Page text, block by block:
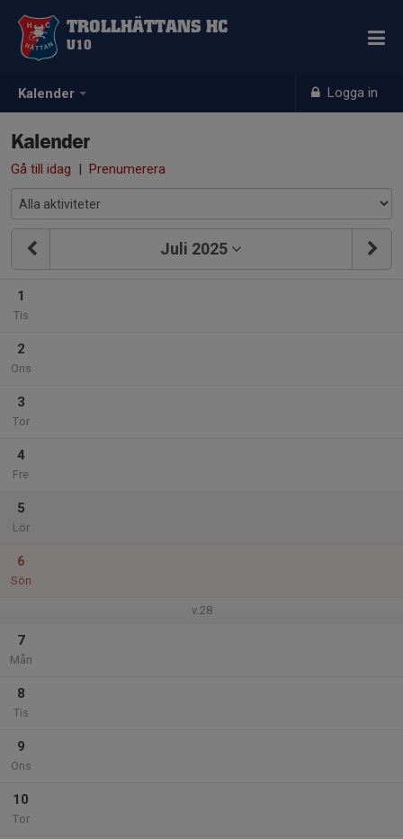
Kalender Logga in
TROLLHÄTTANS HC
U10
Kalender
Gå till idag | Prenumerera
Juli 2025
1
Tis
2
Ons
3
Tor
4
Fre
5
Lör
6
Sön
v.28
7
Mån
8
Tis
9
Ons
10
Tor